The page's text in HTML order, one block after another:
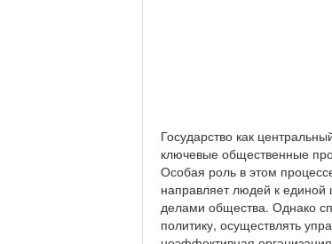
Государство как
ключевые общественные
Особая роль в этом
направляет людей к
делами общества. Однако
политику, осуществлять